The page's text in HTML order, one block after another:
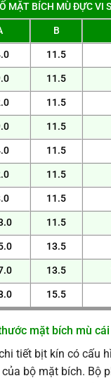
MẶT BÍCH MÙ ĐỰC VI
B
11.5
11.5
11.5
11.5
11.5
11.5
11.5
11.5
13.5
13.5
15.5
mặt bích mù
tiết bịt kín có cấu
bộ mặt bích. Bộ